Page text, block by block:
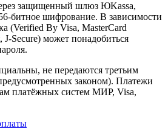
защищенный шлюз ЮKassa,
битное шифрование. В зависимости
(Verified By Visa, MasterCard
J-Secure) может понадобиться
не передаются третьим
законом). Платежи
платёжных систем МИР, Visa,